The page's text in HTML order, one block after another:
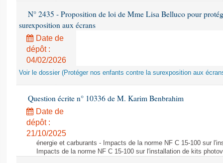
N° 2435 - Proposition de loi de Mme Lisa Belluco pour
surexposition aux écrans
Date de
dépôt :
04/02/2026
Voir le dossier (Protéger nos enfants contre la surexposition aux
Question écrite n° 10336 de M. Karim Benbrahim
Date de
dépôt :
21/10/2025
énergie et carburants - Impacts de la norme NF C 15-100 sur
Impacts de la norme NF C 15-100 sur l'installation de kits